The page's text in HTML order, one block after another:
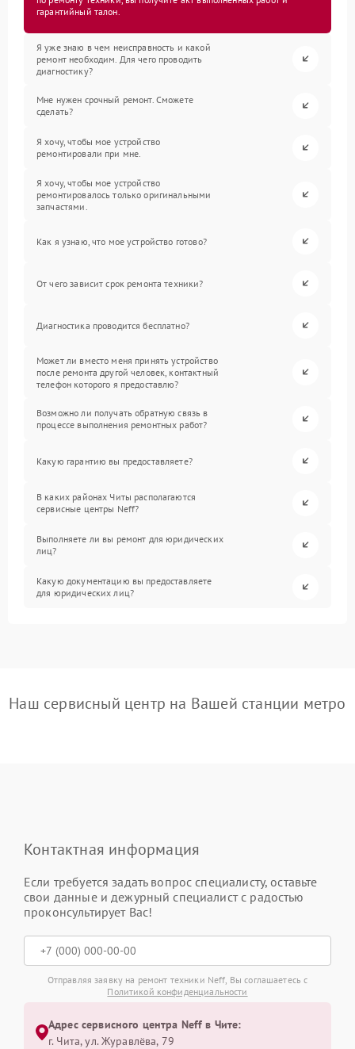
гарантийный талон.
Я уже знаю в чем неисправность и какой
ремонт необходим. Для чего проводить
диагностику?
Мне нужен срочный ремонт. Сможете
сделать?
Я хочу, чтобы мое устройство
ремонтировали при мне.
Я хочу, чтобы мое устройство
ремонтировалось только оригинальными
запчастями.
Как я узнаю, что мое устройство готово?
От чего зависит срок ремонта техники?
Диагностика проводится бесплатно?
Может ли вместо меня принять устройство
после ремонта другой человек, контактный
телефон которого я предоставлю?
Возможно ли получать обратную связь в
процессе выполнения ремонтных работ?
Какую гарантию вы предоставляете?
В каких районах Читы располагаются
сервисные центры Neff?
Выполняете ли вы ремонт для юридических
лиц?
Какую документацию вы предоставляете
для юридических лиц?
Наш сервисный центр на Вашей станции метро
Контактная информация
Если требуется задать вопрос специалисту, оставьте
свои данные и дежурный специалист с радостью
проконсультирует Вас!
Отправляя заявку на ремонт техники Neff, Вы соглашаетесь с
Политикой конфиденциальности
Адрес сервисного центра Neff в Чите:
г. Чита, ул. Журавлёва, 79